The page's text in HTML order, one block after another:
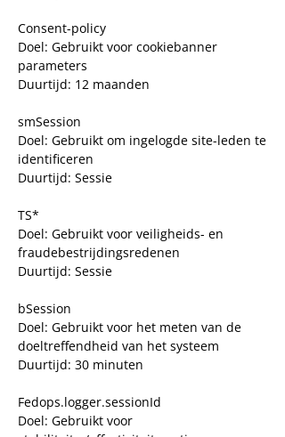
Consent-policy
Doel: Gebruikt voor cookiebanner
parameters
Duurtijd: 12 maanden
smSession
Doel: Gebruikt om ingelogde site-leden te
identificeren
Duurtijd: Sessie
TS*
Doel: Gebruikt voor veiligheids- en
fraudebestrijdingsredenen
Duurtijd: Sessie
bSession
Doel: Gebruikt voor het meten van de
doeltreffendheid van het systeem
Duurtijd: 30 minuten
Fedops.logger.sessionId
Doel: Gebruikt voor